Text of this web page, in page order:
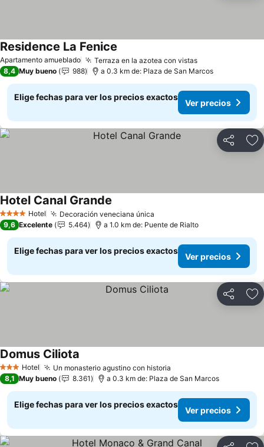
Apartamento amueblado Terraza en la azotea con vistas
Residence La Fenice
8,4 Muy bueno 988 a 0.3 km de: Plaza de San Marcos
Elige fechas para ver los precios exactos
Ver precios
Compartir
4 EstrellasHotel Decoración veneciana única
Hotel Canal Grande
9,6 Excelente 5.464 a 1.0 km de: Puente de Rialto
Elige fechas para ver los precios exactos
Ver precios
Compartir
3 Estrellas
Hotel Un monasterio agustino con historia
Domus Ciliota
8,1 Muy bueno 8.361 a 0.3 km de: Plaza de San Marcos
Elige fechas para ver los precios exactos
Ver precios